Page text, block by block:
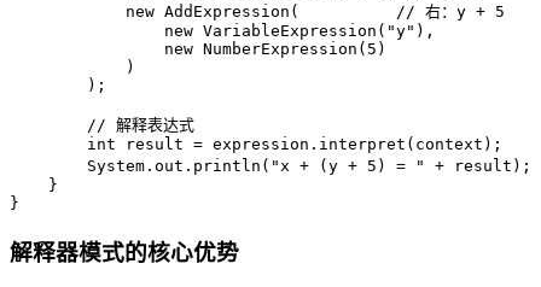
new AddExpression (
// 右：y + 5
new VariableExpression ( "y" ),
new NumberExpression ( 5 )
            )
        );
// 解释表达式
int
result = expression.interpret(context);
        System.out.println(
"x + (y + 5) = "
+ result);
    }
}
解释器模式的核心优势